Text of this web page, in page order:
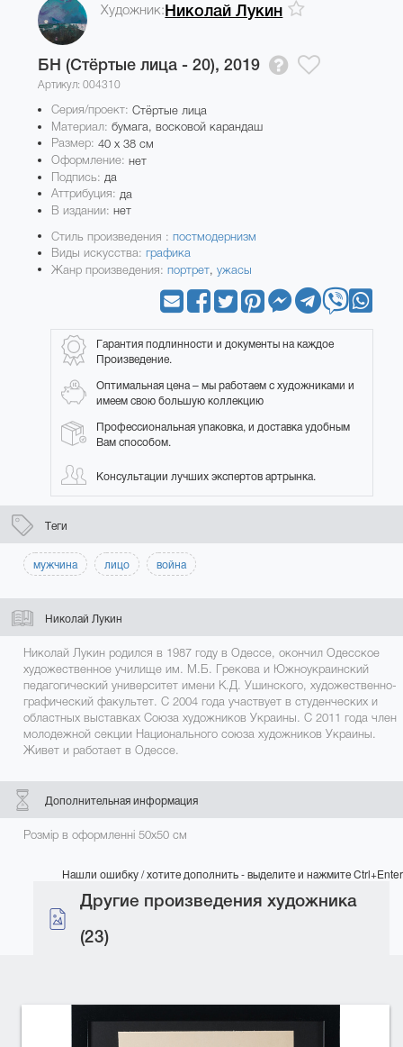
Художник:Николай Лукин
БН (Стёртые лица - 20), 2019
Артикул: 004310
Серия/проект:Стёртые лица
Материал: бумага, восковой карандаш
Размер: 40 x 38 см
Оформление:нет
Подпись: да
Аттрибуция: да
В издании:нет
Стиль произведения : постмодернизм
Виды искусства:графика
Жанр произведения: портрет,ужасы
Гарантия подлинности и документы на каждое
Произведение.
Оптимальная цена – мы работаем с художниками и
имеем свою большую коллекцию
Профессиональная упаковка, и доставка удобным
Вам способом.
Консультации лучших экспертов артрынка.
Теги
мужчина лицо война
Николай Лукин
Николай Лукин родился в 1987 году в Одессе, окончил Одесское
художественное училище им. М.Б. Грекова и Южноукраинский
педагогический университет имени К.Д. Ушинского, художественно-
графический факультет. С 2004 года участвует в студенческих и
областных выставках Союза художников Украины. С 2011 года член
молодежной секции Национального союза художников Украины.
Живет и работает в Одессе.
Дополнительная информация
Розмір в оформленні 50х50 см
Нашли ошибку / хотите дополнить - выделите и нажмите Ctrl+Enter
Другие произведения художника
(23)